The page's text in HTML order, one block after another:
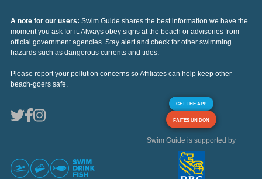
A note for our users: Swim Guide shares the best information we have the
moment you ask for it. Always obey signs at the beach or advisories from
official government agencies. Stay alert and check for other swimming
hazards such as dangerous currents and tides.
Please report your pollution concerns so Affiliates can help keep other
beach-goers safe.
GET THE APP
FAITES UN DON
Swim Guide is supported by